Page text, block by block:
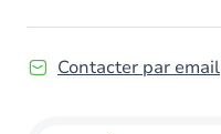
Contacter par email